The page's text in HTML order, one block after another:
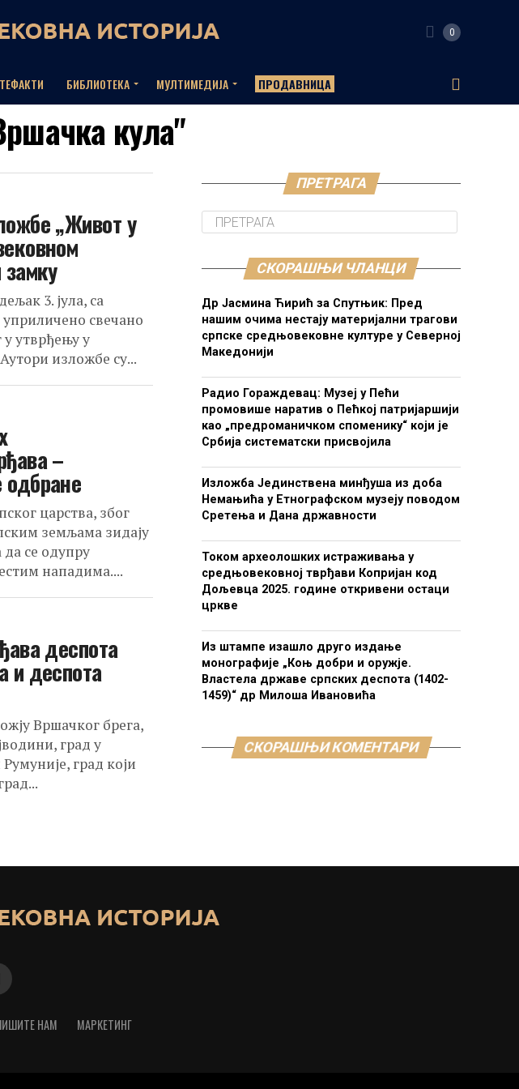
0
БИБЛИОТЕКА МУЛТИМЕДИЈА ПРОДАВНИЦА
кула"
„Живот у
3. јула, са
свечано
утврђењу у
изложбе су...
–
царства, због
земљама зидају
да се одупру
нападима....
деспота
и деспота
Вршачког брега,
град у
град који
ПРЕТРАГА
СКОРАШЊИ ЧЛАНЦИ
Др Јасмина Ћирић за Спутњик: Пред
нашим очима нестају материјални трагови
српске средњовековне културе у Северној
Македонији
Радио Гораждевац: Музеј у Пећи
промовише наратив о Пећкој патријаршији
као „предроманичком споменику“ који је
Србија систематски присвојила
Изложба Јединствена минђуша из доба
Немањића у Етнографском музеју поводом
Сретења и Дана државности
Током археолошких истраживања у
средњовековној тврђави Копријан код
Дољевца 2025. године откривени остаци
цркве
Из штампе изашло друго издање
монографије „Коњ добри и оружје.
Властела државе српских деспота (1402-
1459)“ др Милоша Ивановића
СКОРАШЊИ КОМЕНТАРИ
НАМ МАРКЕТИНГ